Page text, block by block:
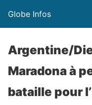
Globe Infos
Argentine/
Maradona à
bataille pour